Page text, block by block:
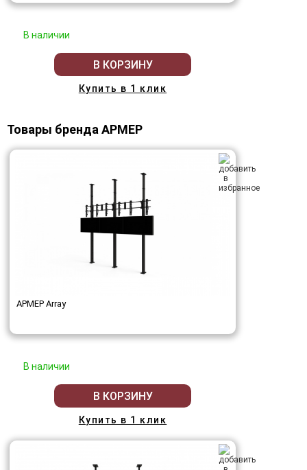
В наличии
В КОРЗИНУ
Купить в 1 клик
Товары бренда АРМЕР
АРМЕР Array
В наличии
В КОРЗИНУ
Купить в 1 клик